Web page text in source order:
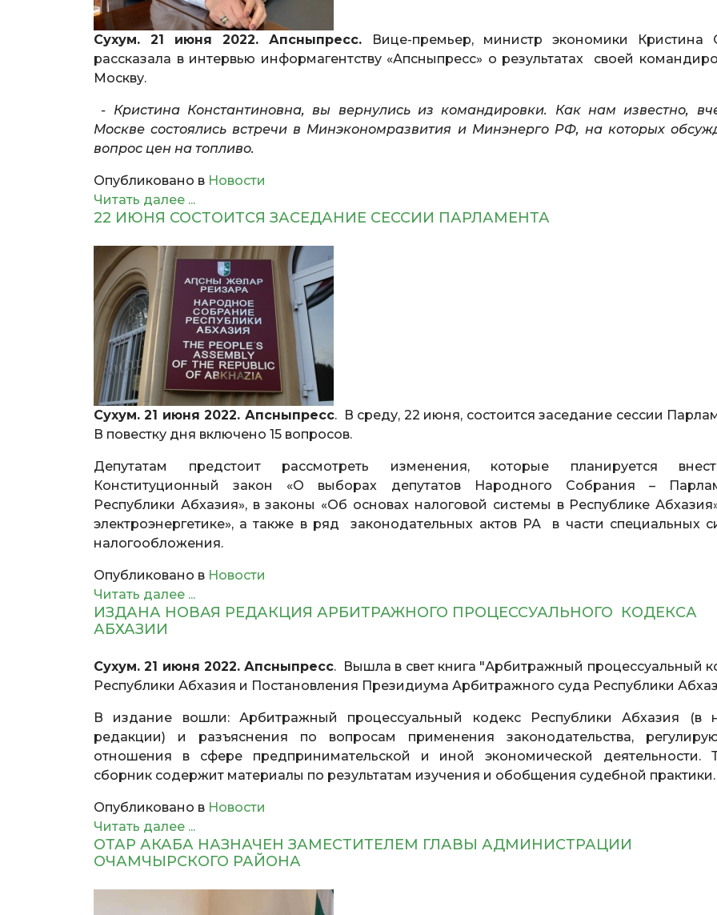
Сухум. 21 июня 2022. Апсныпресс. Вице-премьер, министр экономики Кристина
рассказала в интервью информагентству «Апсныпресс» о результатах своей
Москву.
- Кристина Константиновна, вы вернулись из командировки. Как нам известно,
Москве состоялись встречи в Минэкономразвития и Минэнерго РФ, на которых
вопрос цен на топливо.
Опубликовано в Новости
Читать далее ...
22 ИЮНЯ СОСТОИТСЯ ЗАСЕДАНИЕ СЕССИИ ПАРЛАМЕНТА
Сухум. 21 июня 2022. Апсныпресс. В среду, 22 июня, состоится заседание сессии
В повестку дня включено 15 вопросов.
Депутатам предстоит рассмотреть изменения, которые планируется
Конституционный закон «О выборах депутатов Народного Собрания –
Республики Абхазия», в законы «Об основах налоговой системы в Республике
электроэнергетике», а также в ряд законодательных актов РА в части специальных
налогообложения.
Опубликовано в Новости
Читать далее ...
ИЗДАНА НОВАЯ РЕДАКЦИЯ АРБИТРАЖНОГО ПРОЦЕССУАЛЬНОГО КОДЕКСА
АБХАЗИИ
Сухум. 21 июня 2022. Апсныпресс. Вышла в свет книга "Арбитражный процессуальный
Республики Абхазия и Постановления Президиума Арбитражного суда Республики
В издание вошли: Арбитражный процессуальный кодекс Республики Абхазия (в
редакции) и разъяснения по вопросам применения законодательства,
отношения в сфере предпринимательской и иной экономической деятельности.
сборник содержит материалы по результатам изучения и обобщения судебной практики.
Опубликовано в Новости
Читать далее ...
ОТАР АКАБА НАЗНАЧЕН ЗАМЕСТИТЕЛЕМ ГЛАВЫ АДМИНИСТРАЦИИ
ОЧАМЧЫРСКОГО РАЙОНА